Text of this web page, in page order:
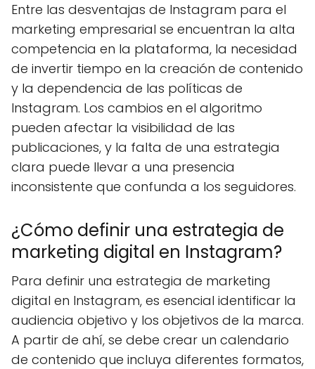
Entre las desventajas de Instagram para el
marketing empresarial se encuentran la alta
competencia en la plataforma, la necesidad
de invertir tiempo en la creación de contenido
y la dependencia de las políticas de
Instagram. Los cambios en el algoritmo
pueden afectar la visibilidad de las
publicaciones, y la falta de una estrategia
clara puede llevar a una presencia
inconsistente que confunda a los seguidores.
¿Cómo definir una estrategia de
marketing digital en Instagram?
Para definir una estrategia de marketing
digital en Instagram, es esencial identificar la
audiencia objetivo y los objetivos de la marca.
A partir de ahí, se debe crear un calendario
de contenido que incluya diferentes formatos,